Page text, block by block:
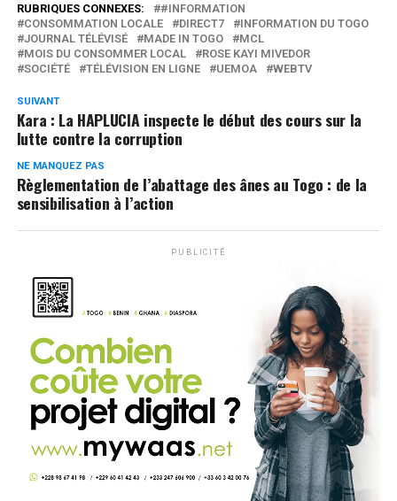
RUBRIQUES CONNEXES:
#INFORMATION
CONSOMMATION LOCALE
DIRECT7
INFORMATION DU TOGO
JOURNAL TÉLÉVISÉ
MADE IN TOGO
MCL
MOIS DU CONSOMMER LOCAL
ROSE KAYI MIVEDOR
SOCIÉTÉ
TÉLÉVISION EN LIGNE UEMOA WEBTV
SUIVANT
Kara : La HAPLUCIA inspecte le début des cours sur la
lutte contre la corruption
NE MANQUEZ PAS
Règlementation de l’abattage des ânes au Togo : de la
sensibilisation à l’action
PUBLICITÉ